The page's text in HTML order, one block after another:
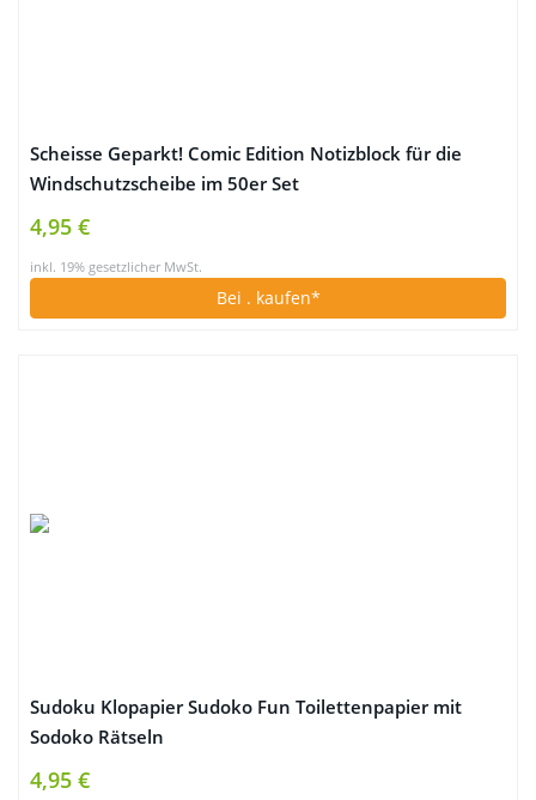
Scheisse Geparkt! Comic Edition Notizblock für die
Windschutzscheibe im 50er Set
4,95 €
inkl. 19% gesetzlicher MwSt.
Bei . kaufen*
Sudoku Klopapier Sudoko Fun Toilettenpapier mit
Sodoko Rätseln
4,95 €